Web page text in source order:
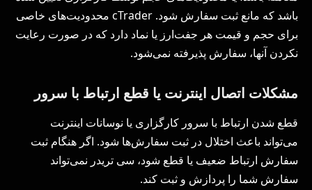
باشد که مانع ثبت سفارش شود. cTrader محدودیت‌های خاصی
برای حجم و قیمت هر جفت‌ارز یا نماد دارد که در صورت رعایت
نکردن آنها، سفارش پذیرفته نمی‌شود.
مشکلات اتصال اینترنت یا قطع ارتباط با سرور
قطع شدن ارتباط با سرور کارگزاری یا نوسانات اینترنت
می‌تواند باعث اختلال در ثبت سفارش‌ها شود. اگر هنگام ثبت
سفارش ارتباط ضعیف یا قطع شود، سی تریدر نمی‌تواند
سفارش شما را پردازش و ثبت کند.